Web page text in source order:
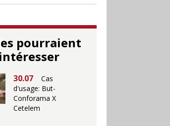
pourraient
30.07
Cas
d'usage: But-
Conforama X
Cetelem